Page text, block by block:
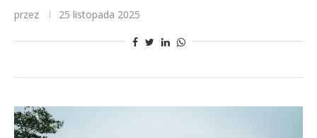
przez 25 listopada 2025